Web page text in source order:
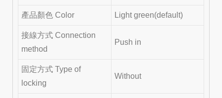
產品顏色 Color Light green(default)
接線方式 Connection
method
Push in
固定方式 Type of
locking
Without